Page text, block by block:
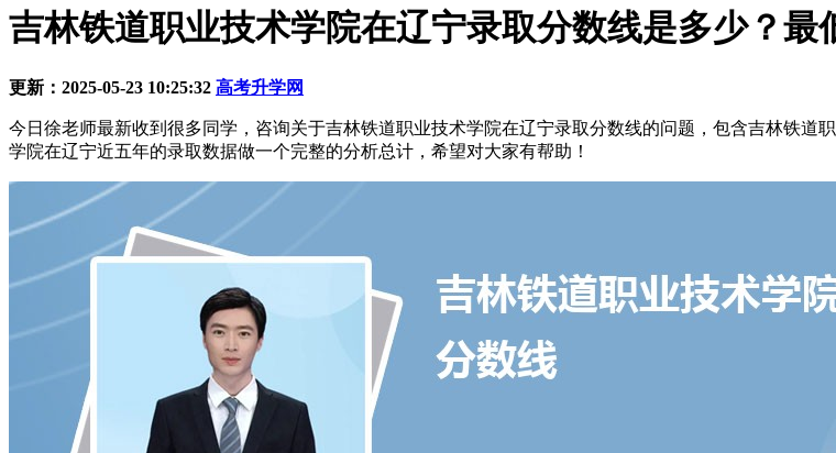
吉林铁道职业技术学院在辽宁录取分数线是多少？最
更新：2025-05-23 10:25:32 高考升学网
今日徐老师最新收到很多同学，咨询关于吉林铁道职业技术学院在辽宁录取分数线的问题，包含吉林铁
学院在辽宁近五年的录取数据做一个完整的分析总计，希望对大家有帮助！